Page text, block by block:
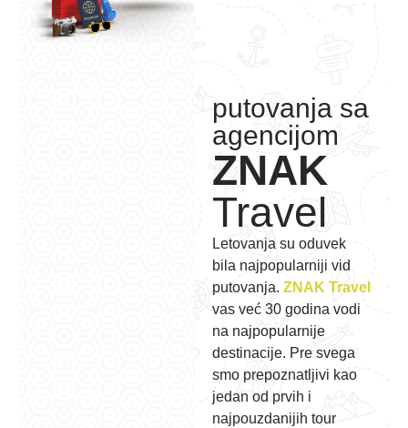
putovanja sa
agencijom
ZNAK
Travel
Letovanja su oduvek
bila najpopularniji vid
putovanja.ZNAK Travel
vas već 30 godina vodi
na najpopularnije
destinacije. Pre svega
smo prepoznatljivi kao
jedan od prvih i
najpouzdanijih tour